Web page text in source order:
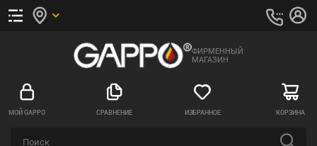
ФИРМЕННЫЙ
МАГАЗИН
МОЙ GAPPO СРАВНЕНИЕ ИЗБРАННОЕ КОРЗИНА